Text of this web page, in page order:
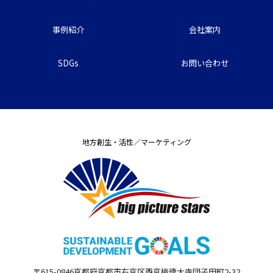
事例紹介 会社案内
SDGs お問い合わせ
地方創生・活性／マーケティング